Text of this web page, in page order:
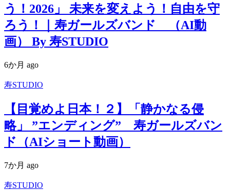
う！2026」 未来を変えよう！自由を守
ろう！｜寿ガールズバンド （AI動
画） By 寿STUDIO
6か月 ago
寿STUDIO
【目覚めよ日本！２】「静かなる侵
略」 ”エンディング” 寿ガールズバン
ド（AIショート動画）
7か月 ago
寿STUDIO